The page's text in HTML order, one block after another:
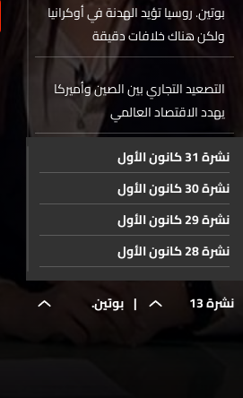
بوتين. روسيا تؤيد الهدنة في أوكرانيا
ولكن هناك خلافات دقيقة
التصعيد التجاري بين الصين وأميركا
يهدد الاقتصاد العالمي
الفوروم دو بيروت يضجّ بفعاليات ليالي
زمان
نتائج لبنانية خارجية لافتة في الجودو
والكونغ فو
حال الطقس
نشرة 13 | بوتين.
نشرة 31 كانون الأول
نشرة 30 كانون الأول
نشرة 29 كانون الأول
نشرة 28 كانون الأول
نشرة 27 كانون الأول
نشرة 26 كانون الأول